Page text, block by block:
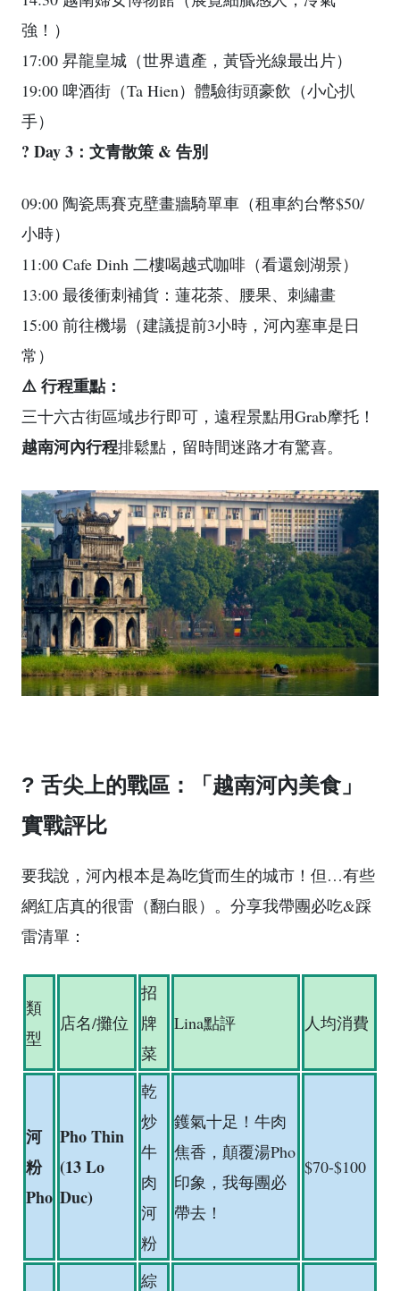
強！）
17:00 昇龍皇城（世界遺產，黃昏光線最出片）
19:00 啤酒街（Ta Hien）體驗街頭豪飲（小心扒
手）
? Day 3：文青散策 & 告別
09:00 陶瓷馬賽克壁畫牆騎單車（租車約台幣$50/
小時）
11:00 Cafe Dinh 二樓喝越式咖啡（看還劍湖景）
13:00 最後衝刺補貨：蓮花茶、腰果、刺繡畫
15:00 前往機場（建議提前3小時，河內塞車是日
常）
⚠️ 行程重點：
三十六古街區域步行即可，遠程景點用Grab摩托！
越南河內行程排鬆點，留時間迷路才有驚喜。
? 舌尖上的戰區：「越南河內美食」
實戰評比
要我說，河內根本是為吃貨而生的城市！但…有些
網紅店真的很雷（翻白眼）。分享我帶團必吃&踩
雷清單：
類
型
店名/攤位
招
牌
菜
Lina點評 人均消費
河
粉
Pho
Pho Thin
(13 Lo
Duc)
乾
炒
牛
肉
河
粉
鑊氣十足！牛肉
焦香，顛覆湯Pho
印象，我每團必
帶去！
$70-$100
綜